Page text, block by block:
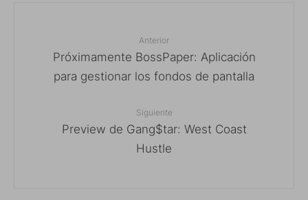
Anterior
Próximamente BossPaper: Aplicación
para gestionar los fondos de pantalla
Siguiente
Preview de Gang$tar: West Coast
Hustle